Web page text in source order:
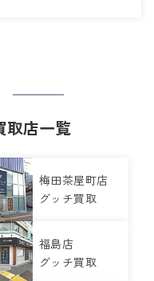
取店一覧
梅田茶屋町店
グッチ買取
福島店
グッチ買取